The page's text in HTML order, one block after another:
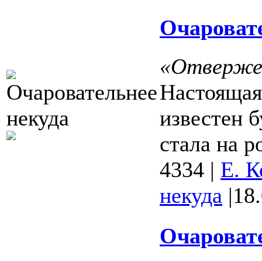
известен
стала на
4334 | Е.
некуда |